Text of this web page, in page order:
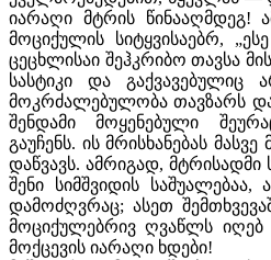
იარაღი მტრის წინააღმდეგ!
მოციქულის სიტყვისაებრ,
ცეცხლისაი შეჰკრიბო თავსა
სასტიკი და
მოკრძალებულობა თავზარს
შენდამი მოყენებული
გაუჩენს. ის მრისხანებას
დაწვავს. ამრიგად,
შენი სიმშვიდის
დამოძღვრაც; ასეთ
მოციქულებრივ ღვაწლს იღებ
მოქცევის იარაღი ხდები!